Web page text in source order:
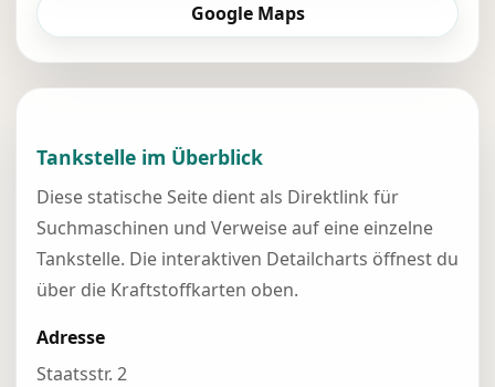
Google Maps
Tankstelle im Überblick
Diese statische Seite dient als Direktlink für
Suchmaschinen und Verweise auf eine einzelne
Tankstelle. Die interaktiven Detailcharts öffnest du
über die Kraftstoffkarten oben.
Adresse
Staatsstr. 2